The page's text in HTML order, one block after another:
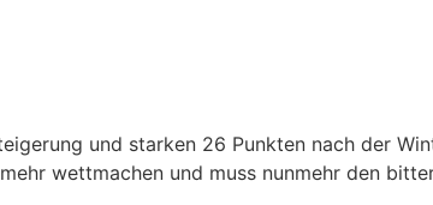
und starken 26 Punkten nach der
wettmachen und muss nunmehr den